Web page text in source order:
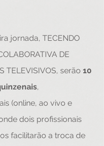
jornada, TECENDO
DE
TELEVISIVOS, serão 10
,
(online, ao vivo e
dois profissionais
facilitarão a troca de